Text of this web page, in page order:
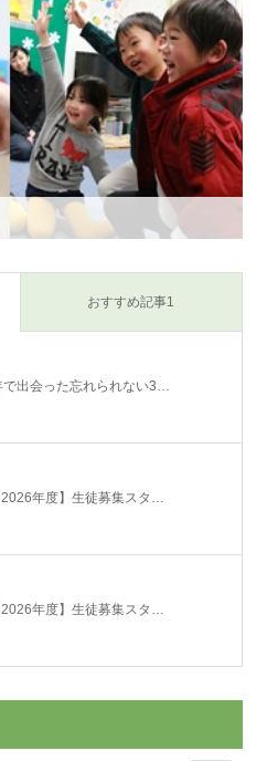
おすすめ記事1
出会った忘れられない3…
年度】生徒募集スタ…
年度】生徒募集スタ…